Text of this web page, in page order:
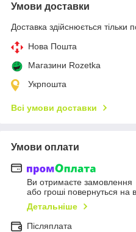
Умови доставки
Доставка здійснюється тільки
Нова Пошта
Магазини Rozetka
Укрпошта
Всі умови доставки
Умови оплати
Ви отримаєте замовлення
або гроші повернуться на
Детальніше
Післяплата